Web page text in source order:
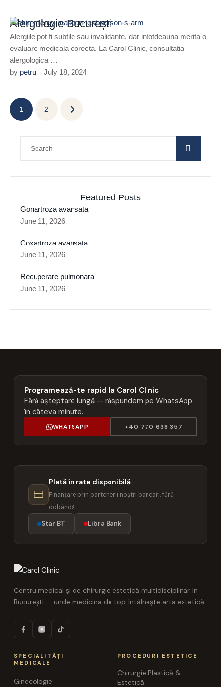
Alergologie București
Alergiile pot fi subtile sau invalidante, dar intotdeauna merita o
evaluare medicala corecta. La Carol Clinic, consultatia
alergologica …
by petru July 18, 2024
1 2
Featured Posts
Gonartroza avansata
June 11, 2026
Coxartroza avansata
June 11, 2026
Recuperare pulmonara
June 11, 2026
Programează-te rapid la Carol Clinic
Fără așteptare lungă — răspundem pe WhatsApp
în câteva minute.
WHATSAPP +40 770 638 357
Plată în rate disponibilă
Finanțare prin partenerii noștri bancari, fără
dobândă
Star BT Libra Bank
Centru medical și de chirurgie estetică multidisciplinar în
București — unde medicina de top întâlnește arta estetică.
SPECIALITĂȚI
MEDICALE
Ginecologie
PROCEDURI ESTETICE
Chirurgie Plastică &
Estetică